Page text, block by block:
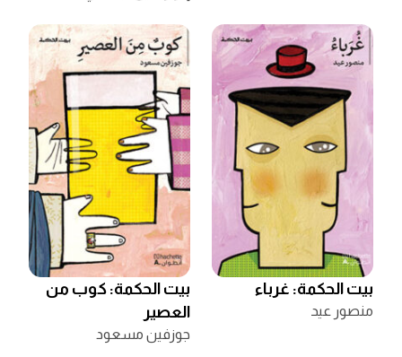
بيت الحكمة: غرباء
منصور عيد
بيت الحكمة: كوب من
العصير
جوزفين مسعود